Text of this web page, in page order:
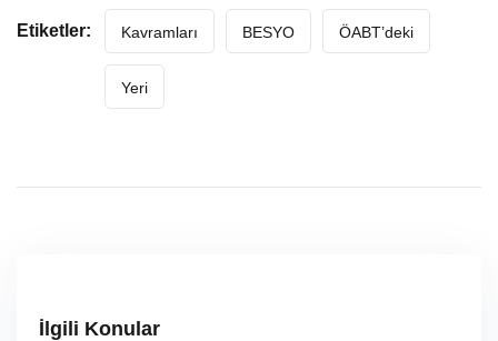
Etiketler: Kavramları BESYO ÖABT’deki
Yeri
İlgili Konular